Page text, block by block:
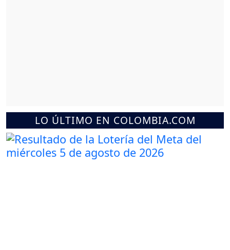
LO ÚLTIMO EN COLOMBIA.COM